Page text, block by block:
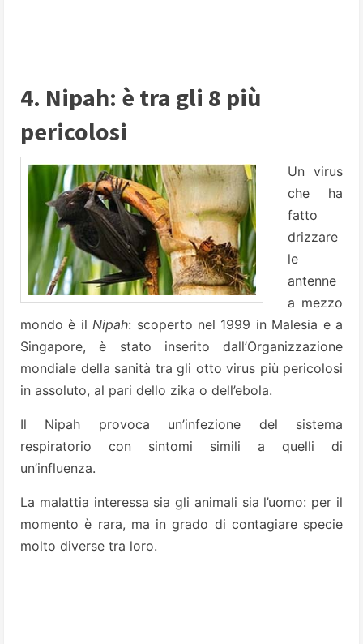
4. Nipah: è tra gli 8 più
pericolosi
Un virus
che ha
fatto
drizzare
le
antenne
a mezzo
mondo è il Nipah: scoperto nel 1999 in Malesia e a
Singapore, è stato inserito dall’Organizzazione
mondiale della sanità tra gli otto virus più pericolosi
in assoluto, al pari dello zika o dell’ebola.
Il Nipah provoca un’infezione del sistema
respiratorio con sintomi simili a quelli di
un’influenza.
La malattia interessa sia gli animali sia l’uomo: per il
momento è rara, ma in grado di contagiare specie
molto diverse tra loro.